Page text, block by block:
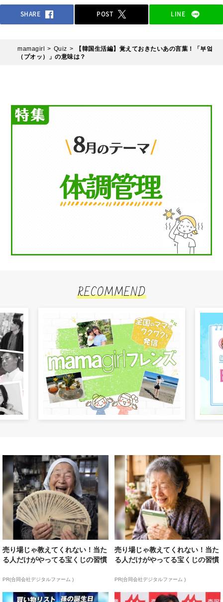
SHARE POST LINE
mamagirl Quiz
【韓国生活編】覚えておきたいあの言葉！「부엌
（プオッ）」の意味は？
RECOMMEND
売り場じゃ教えてくれない！当た
る人だけがやってる宝くじの習慣
PR(合同会社デジタルファーム )
売り場じゃ教えてくれない！当た
る人だけがやってる宝くじの習慣
PR(合同会社デジタルファーム )